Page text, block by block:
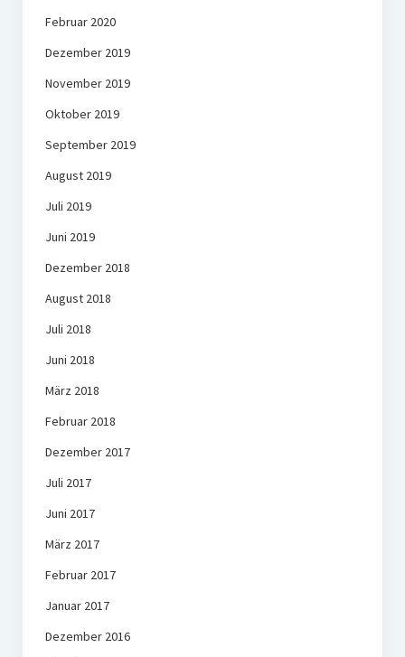
Februar 2020
Dezember 2019
November 2019
Oktober 2019
September 2019
August 2019
Juli 2019
Juni 2019
Dezember 2018
August 2018
Juli 2018
Juni 2018
März 2018
Februar 2018
Dezember 2017
Juli 2017
Juni 2017
März 2017
Februar 2017
Januar 2017
Dezember 2016